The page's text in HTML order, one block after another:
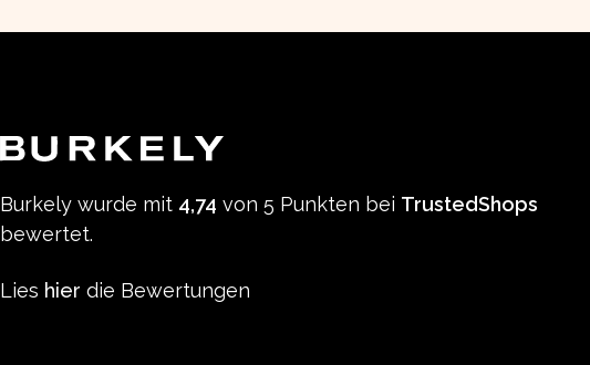
Burkely wurde mit 4,74 von 5 Punkten bei TrustedShops
bewertet.
Lies hier die Bewertungen